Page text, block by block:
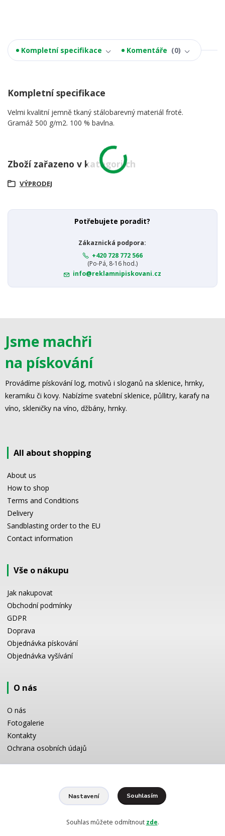
Kompletní specifikace Komentáře 0
Kompletní specifikace
Velmi kvalitní jemně tkaný stálobarevný materiál froté.
Gramáž 500 g/m2. 100 % bavlna.
Zboží zařazeno v kategoriích
VÝPRODEJ
Potřebujete poradit?
Zákaznická podpora:
+420 728 772 566
(Po-Pá, 8-16 hod.)
info@reklamnipiskovani.cz
Jsme machři
na pískování
Provádíme pískování log, motivů i sloganů na sklenice, hrnky,
keramiku či kovy. Nabízíme svatební sklenice, půllitry, karafy na
víno, skleničky na víno, džbány, hrnky.
All about shopping
About us
How to shop
Terms and Conditions
Delivery
Sandblasting order to the EU
Contact information
Vše o nákupu
Jak nakupovat
Obchodní podmínky
GDPR
Doprava
Objednávka pískování
Objednávka vyšívání
O nás
O nás
Fotogalerie
Kontakty
Ochrana osobních údajů
Potřebujete poradit s výběrem? Neváhejte se zeptat:
+420 728 772 566
info@reklamnipiskovani.cz
Nastavení Souhlasím
Souhlas můžete odmítnout zde.